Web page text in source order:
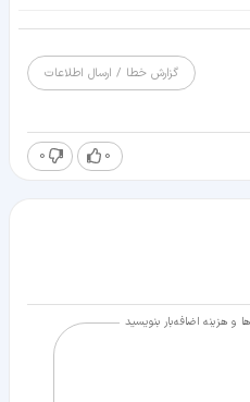
گزارش خطا / ارسال اطلاعات
0
0
و هزینه اضافه‌بار بنویسید